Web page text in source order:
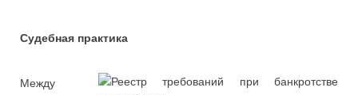
Судебная практика
Между